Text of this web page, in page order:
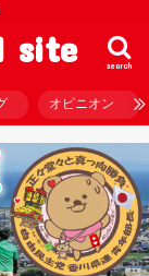
site search
オピニオン